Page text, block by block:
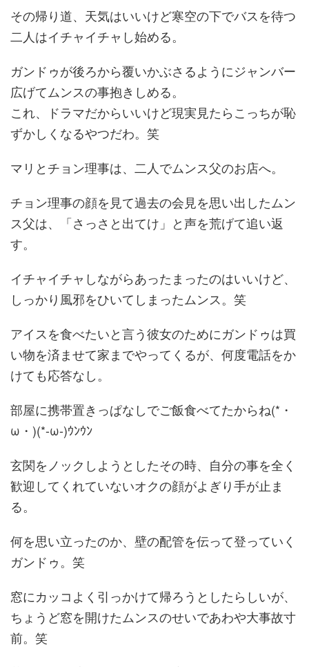
その帰り道、天気はいいけど寒空の下でバスを待つ
二人はイチャイチャし始める。
ガンドゥが後ろから覆いかぶさるようにジャンバー
広げてムンスの事抱きしめる。
これ、ドラマだからいいけど現実見たらこっちが恥
ずかしくなるやつだわ。笑
マリとチョン理事は、二人でムンス父のお店へ。
チョン理事の顔を見て過去の会見を思い出したムン
ス父は、「さっさと出てけ」と声を荒げて追い返
す。
イチャイチャしながらあったまったのはいいけど、
しっかり風邪をひいてしまったムンス。笑
アイスを食べたいと言う彼女のためにガンドゥは買
い物を済ませて家までやってくるが、何度電話をか
けても応答なし。
部屋に携帯置きっぱなしでご飯食べてたからね(*・
ω・)(*-ω-)ｳﾝｳﾝ
玄関をノックしようとしたその時、自分の事を全く
歓迎してくれていないオクの顔がよぎり手が止ま
る。
何を思い立ったのか、壁の配管を伝って登っていく
ガンドゥ。笑
窓にカッコよく引っかけて帰ろうとしたらしいが、
ちょうど窓を開けたムンスのせいであわや大事故寸
前。笑